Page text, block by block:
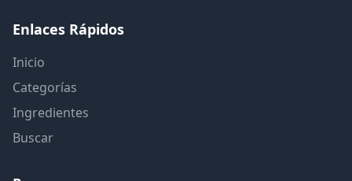
Enlaces Rápidos
Inicio
Categorías
Ingredientes
Buscar